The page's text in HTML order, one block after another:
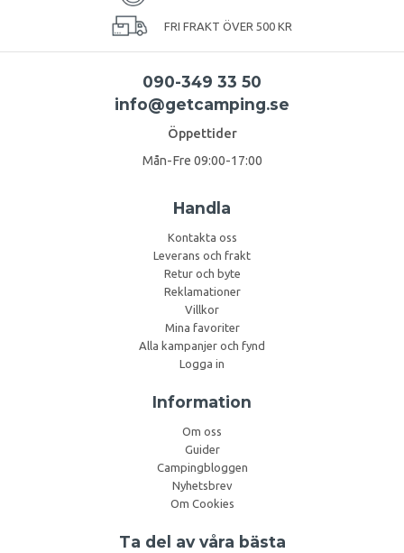
FRI FRAKT ÖVER 500 KR
090-349 33 50
info@getcamping.se
Öppettider
Mån-Fre 09:00-17:00
Handla
Kontakta oss
Leverans och frakt
Retur och byte
Reklamationer
Villkor
Mina favoriter
Alla kampanjer och fynd
Logga in
Information
Om oss
Guider
Campingbloggen
Nyhetsbrev
Om Cookies
Ta del av våra bästa